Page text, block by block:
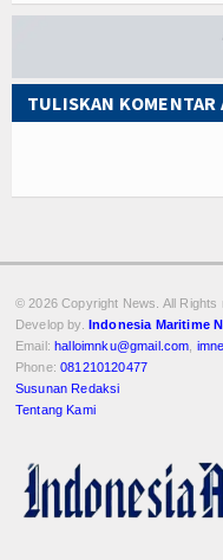
TULISKAN KOMENTAR
© 2026 Copyright News. All Rights
Develop by. Indonesia Maritime
Email:halloimnku@gmail.com
Phone:081210120477
Susunan Redaksi
Tentang Kami